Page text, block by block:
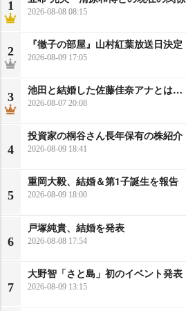
1 2026-08-08 08:15
2
『徹子の部屋』山村紅葉放送日決定
2026-08-09 17:05
3
池田と結婚した佐藤佳奈アナとは…
2026-08-07 20:08
4
投資家の桐谷さん長年保有の株紹介
2026-08-09 18:41
5
重岡大毅、結婚＆第1子誕生を報告
2026-08-09 18:00
6
戸塚純貴、結婚を発表
2026-08-08 17:54
7
大野智「さと島」初のイベント発表
2026-08-09 13:15